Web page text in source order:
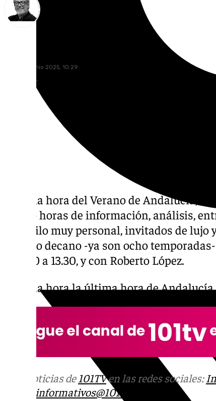
lunes, 30 junio 2025, 10:29
Compartir:
Llegó la hora del Verano de Andalucía,
cuatro horas de información, análisis,
un estilo muy personal, invitados de lujo
espacio decano -ya son ocho
de 9.30 a 13.30, y con Roberto López.
Llegó la hora la última hora deAndalucía
Más noticias de 101TVen las redes sociales:
informativos@101tv.es